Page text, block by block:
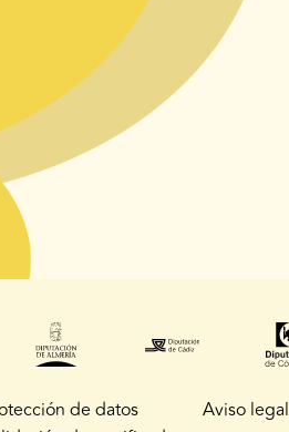
de datos Aviso legal